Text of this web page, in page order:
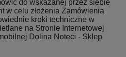
do wskazanej przez siebie
w celu złożenia Zamówienia
kroki techniczne w
na Stronie Internetowej
Dolina Noteci - Sklep